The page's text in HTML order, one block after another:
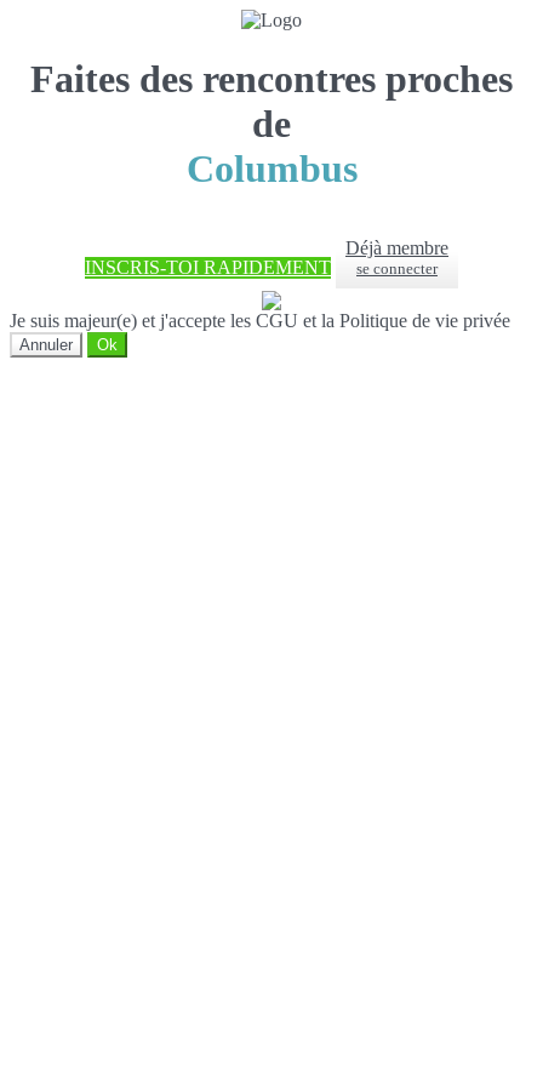
Faites des rencontres proches
de
Columbus
INSCRIS-TOI RAPIDEMENT
Déjà membre
se connecter
Je suis majeur(e) et j'accepte les CGU et la Politique de vie privée
Annuler Ok